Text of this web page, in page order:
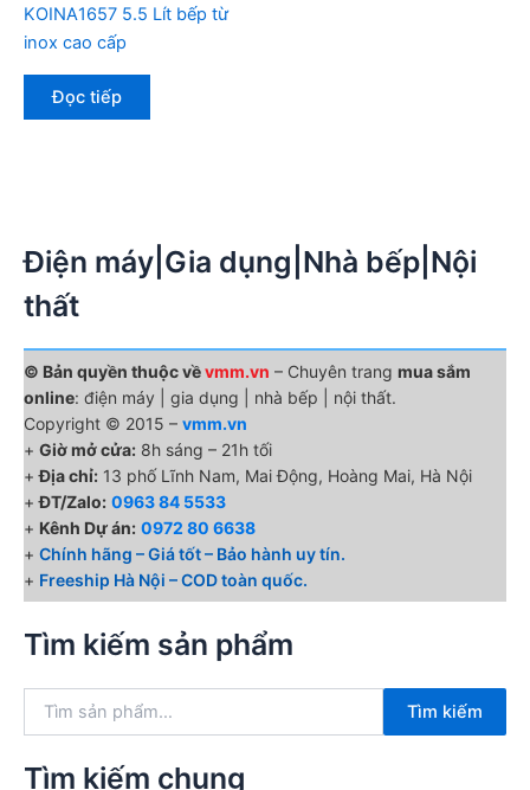
KOINA1657 5.5 Lít bếp từ
inox cao cấp
Đọc tiếp
Điện máy|Gia dụng|Nhà bếp|Nội
thất
© Bản quyền thuộc vềvmm.vn – Chuyên trang mua sắm
online: điện máy | gia dụng | nhà bếp | nội thất.
Copyright © 2015 – vmm.vn
+ Giờ mở cửa: 8h sáng – 21h tối
+Địa chỉ: 13 phố Lĩnh Nam, Mai Động, Hoàng Mai, Hà Nội
+ĐT/Zalo: 0963 84 5533
+ Kênh Dự án: 0972 80 6638
+ Chính hãng – Giá tốt – Bảo hành uy tín.
+ Freeship Hà Nội – COD toàn quốc.
Tìm kiếm sản phẩm
k
Tìm kiếm
Tìm kiếm chung